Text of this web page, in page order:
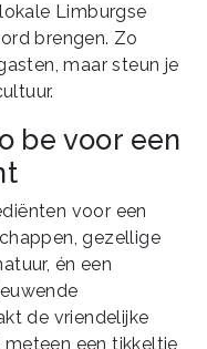
Limburgse
brengen. Zo
maar steun je
be voor een
voor een
gezellige
én een
de vriendelijke
een tikkeltje